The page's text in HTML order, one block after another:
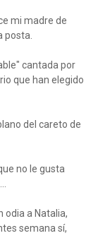
mi madre de
posta.
cantada por
que han elegido
del careto de
no le gusta
odia a Natalia,
semana sí,